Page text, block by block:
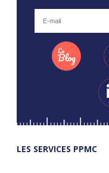
LES SERVICES PPMC